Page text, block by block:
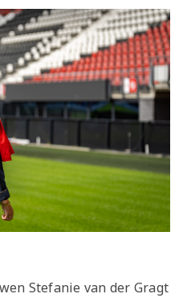
Stefanie van der Gragt